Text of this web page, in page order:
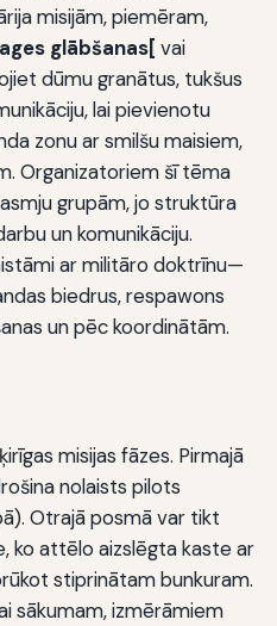
misijām, piemēram,
glābšanas[ vai
dūmu granātus, tukšus
lai pievienotu
zonu ar smilšu maisiem,
Organizatoriem šī tēma
grupām, jo struktūra
un komunikāciju.
ar militāro doktrīnu—
biedrus, respawons
un pēc koordinātām.
misijas fāzes. Pirmajā
nolaists pilots
Otrajā posmā var tikt
ko attēlo aizslēgta kaste ar
stiprinātam bunkuram.
sākumam, izmērāmiem